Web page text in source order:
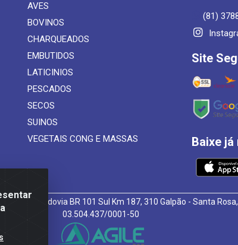
AVES
BOVINOS
CHARQUEADOS
EMBUTIDOS
LATICINIOS
PESCADOS
SECOS
SUINOS
VEGETAIS CONG E MASSAS
(81)
Site
Baixe já
LTDA - Rodovia BR 101 Sul Km 187, 310 Galpão - Santa
03.504.437/0001-50